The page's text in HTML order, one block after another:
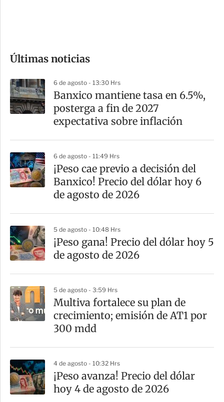
m
a
r
t
Últimas noticias
6 de agosto - 13:30 Hrs
Banxico mantiene tasa en 6.5%,
posterga a fin de 2027
expectativa sobre inflación
6 de agosto - 11:49 Hrs
¡Peso cae previo a decisión del
Banxico! Precio del dólar hoy 6
de agosto de 2026
5 de agosto - 10:48 Hrs
¡Peso gana! Precio del dólar hoy 5
de agosto de 2026
5 de agosto - 3:59 Hrs
Multiva fortalece su plan de
crecimiento; emisión de AT1 por
300 mdd
4 de agosto - 10:32 Hrs
¡Peso avanza! Precio del dólar
hoy 4 de agosto de 2026